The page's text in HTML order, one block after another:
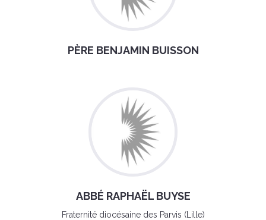
PÈRE BENJAMIN BUISSON
ABBÉ RAPHAËL BUYSE
Fraternité diocésaine des Parvis (Lille)